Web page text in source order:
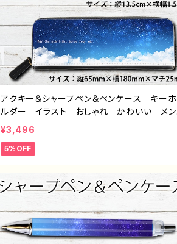
アクキー＆シャープペン＆ペンケース キーホ
ルダー イラスト おしゃれ かわいい メン
ズ レディース エモい おすすめ 個性的
綺麗 人気 イラストレーター クリエイタ
ー 絵師 オリジナル デザイン グッズ タ
ペンケース） 作：星灯れぬ F-5
¥3,496
5%OFF